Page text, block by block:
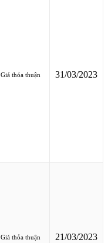
Giá thỏa thuận 31/03/2023
Giá thỏa thuận 21/03/2023